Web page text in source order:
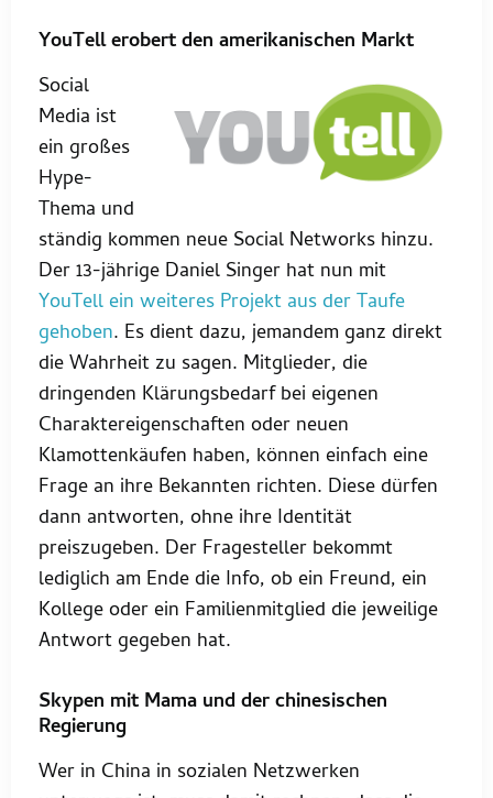
YouTell erobert den amerikanischen Markt
Social
Media ist
ein großes
Hype-
Thema und
ständig kommen neue Social Networks hinzu.
Der 13-jährige Daniel Singer hat nun mit
YouTell ein weiteres Projekt aus der Taufe
gehoben. Es dient dazu, jemandem ganz direkt
die Wahrheit zu sagen. Mitglieder, die
dringenden Klärungsbedarf bei eigenen
Charaktereigenschaften oder neuen
Klamottenkäufen haben, können einfach eine
Frage an ihre Bekannten richten. Diese dürfen
dann antworten, ohne ihre Identität
preiszugeben. Der Fragesteller bekommt
lediglich am Ende die Info, ob ein Freund, ein
Kollege oder ein Familienmitglied die jeweilige
Antwort gegeben hat.
Skypen mit Mama und der chinesischen
Regierung
Wer in China in sozialen Netzwerken